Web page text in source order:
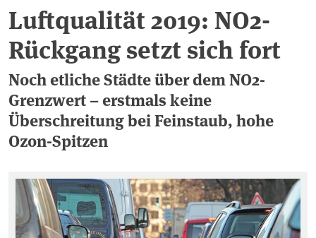
Luftqualität 2019: NO2-
Rückgang setzt sich fort
Noch etliche Städte über dem NO2-
Grenzwert – erstmals keine
Überschreitung bei Feinstaub, hohe
Ozon-Spitzen